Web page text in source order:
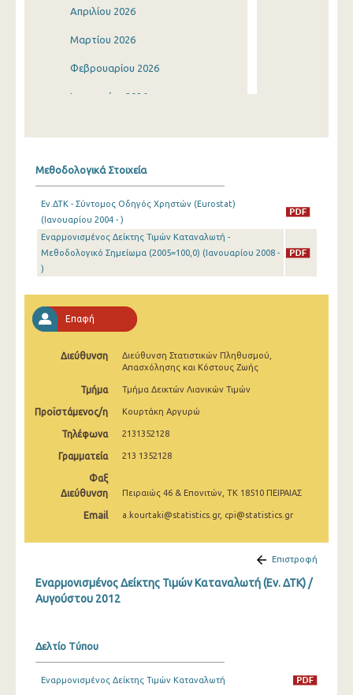
Απριλίου 2026
Μαρτίου 2026
Φεβρουαρίου 2026
Ιανουαρίου 2026
Σεπτεμβρίου 2025
Αυγούστου 2025
Ιουνίου 2025
Μαΐου 2025
Απριλίου 2025
Φεβρουαρίου 2025
Ιανουαρίου 2025
Νοεμβρίου 2024
Αυγούστου 2024
Μαΐου 2024
Μεθοδολογικά Στοιχεία
Εν.ΔΤΚ - Σύντομος Οδηγός Χρηστών (Eurostat)
(Ιανουαρίου 2004 - )
Εναρμονισμένος Δείκτης Τιμών Καταναλωτή -
Μεθοδολογικό Σημείωμα (2005=100,0) (Ιανουαρίου 2008 -
)
Επαφή
Διεύθυνση
Διεύθυνση Στατιστικών Πληθυσμού,
Απασχόλησης και Κόστους Ζωής
Τμήμα Τμήμα Δεικτών Λιανικών Τιμών
Προϊστάμενος/η Κουρτάκη Αργυρώ
Τηλέφωνα 2131352128
Γραμματεία 213 1352128
Φαξ
Διεύθυνση
Πειραιώς 46 & Επονιτών, ΤΚ 18510 ΠΕΙΡΑΙΑΣ
Email a.kourtaki@statistics.gr, cpi@statistics.gr
Επιστροφή
Εναρμονισμένος Δείκτης Τιμών Καταναλωτή (Εν. ΔΤΚ) /
Αυγούστου 2012
Δελτίο Τύπου
Εναρμονισμένος Δείκτης Τιμών Καταναλωτή